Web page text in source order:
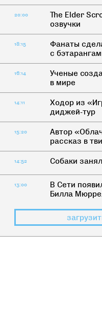
20:00
The Elder
озвучки
18:15
Фанаты
с
16:14
Ученые
в мире
14:11
Ходор из
диджей-тур
15:20
Автор
рассказ в
14:52 Собаки
13:00
В Сети
Билла